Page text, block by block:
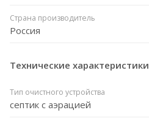
Страна производитель
Россия
Технические характеристики
Тип очистного устройства
септик с аэрацией